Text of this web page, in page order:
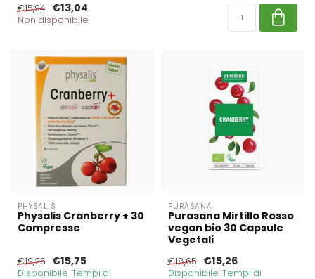
€15,94 €13,04
Non disponibile
PHYSALIS
Physalis Cranberry + 30
Compresse
€19,25 €15,75
Disponibile. Tempi di
PURASANA
Purasana Mirtillo Rosso
vegan bio 30 Capsule
Vegetali
€18,65 €15,26
Disponibile. Tempi di